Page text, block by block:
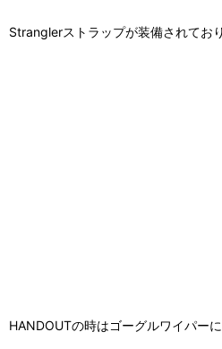
Stranglerストラップが装備されてお
HANDOUTの時はゴーグルワイパー